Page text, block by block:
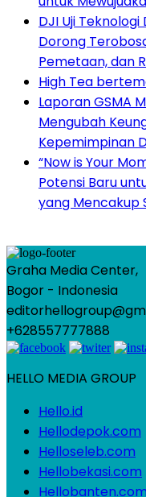
DJI Uji
Dorong
Pemetaan, dan
High Tea
Laporan GSMA
Mengubah
Kepemimpinan
“Now is Your
Potensi Baru
yang Mencakup
Graha Media Center,
Bogor - Indonesia
+628557777888
HELLO MEDIA GROUP
Hello.id
Hellodepok.com
Helloseleb.com
Hellobekasi.com
Hellobanten.com